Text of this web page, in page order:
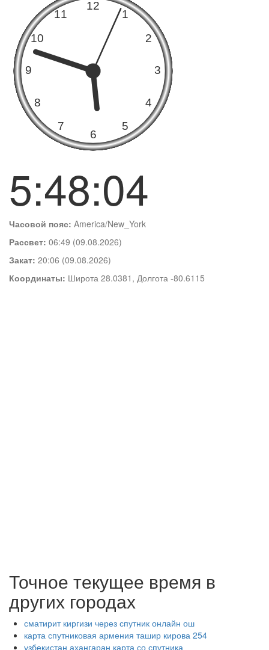
5:48:04
Часовой пояс: America/New_York
Рассвет: 06:49 (09.08.2026)
Закат: 20:06 (09.08.2026)
Координаты: Широта 28.0381, Долгота -80.6115
Точное текущее время в
других городах
сматирит киргизи через спутник онлайн ош
карта спутниковая армения ташир кирова 254
узбекистан ахангаран карта со спутника